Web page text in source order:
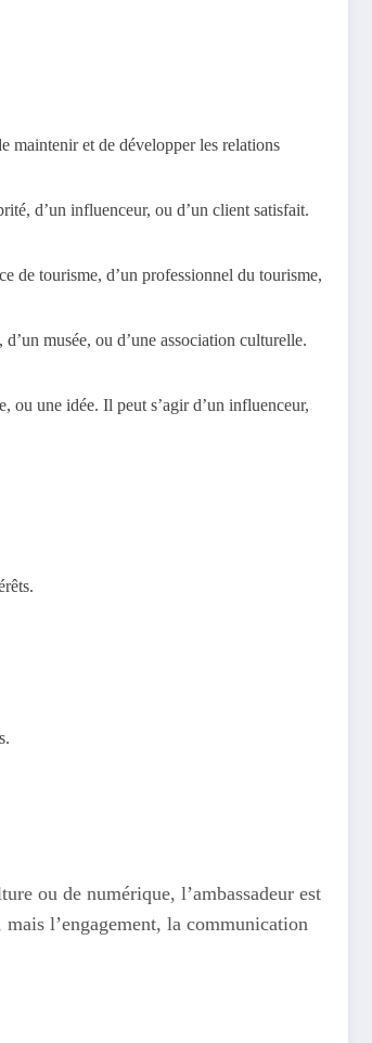
maintenir et de développer les relations
d’un influenceur, ou d’un client satisfait.
de tourisme, d’un professionnel du tourisme,
musée, ou d’une association culturelle.
ou une idée. Il peut s’agir d’un influenceur,
ou de numérique, l’ambassadeur est
l’engagement, la communication